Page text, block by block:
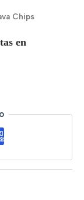
Chips
en